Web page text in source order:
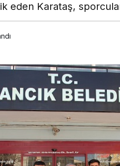
eden Karataş,